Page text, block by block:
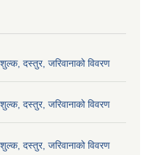
दस्तुर, जरिवानाको विवरण
दस्तुर, जरिवानाको विवरण
दस्तुर, जरिवानाको विवरण